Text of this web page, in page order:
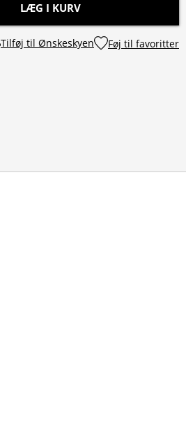
LÆG I KURV
Tilføj til Ønskeskyen Føj til favoritter